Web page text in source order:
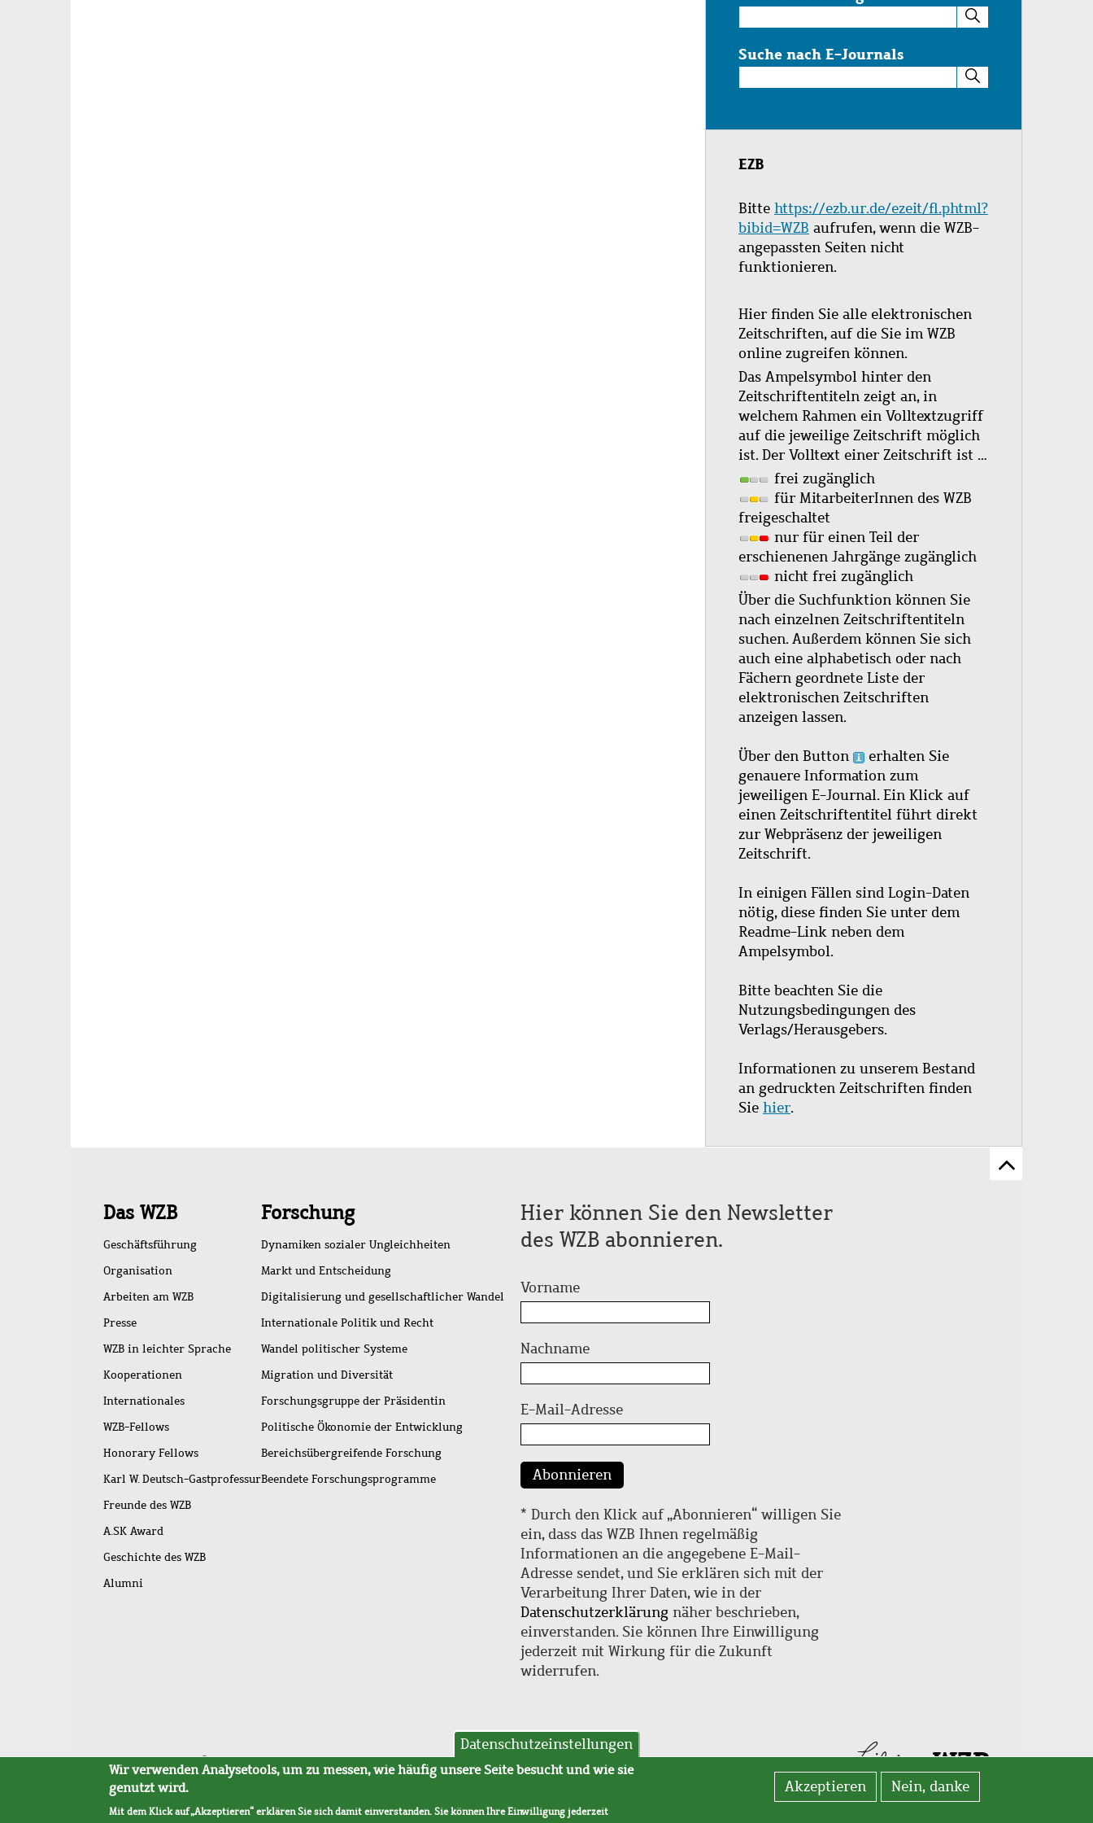
im
Katalog
Suche nach E-Journals
nach
Journals
EZB
Bitte https://ezb.ur.de/ezeit/fl.phtml?
bibid=WZB aufrufen, wenn die WZB-
angepassten Seiten nicht
funktionieren.
Hier finden Sie alle elektronischen
Zeitschriften, auf die Sie im WZB
online zugreifen können.
Das Ampelsymbol hinter den
Zeitschriftentiteln zeigt an, in
welchem Rahmen ein Volltextzugriff
auf die jeweilige Zeitschrift möglich
ist. Der Volltext einer Zeitschrift ist …
frei zugänglich
für MitarbeiterInnen des WZB
freigeschaltet
nur für einen Teil der
erschienenen Jahrgänge zugänglich
nicht frei zugänglich
Über die Suchfunktion können Sie
nach einzelnen Zeitschriftentiteln
suchen. Außerdem können Sie sich
auch eine alphabetisch oder nach
Fächern geordnete Liste der
elektronischen Zeitschriften
anzeigen lassen.
Über den Button
erhalten Sie
genauere Information zum
jeweiligen E-Journal. Ein Klick auf
einen Zeitschriftentitel führt direkt
zur Webpräsenz der jeweiligen
Zeitschrift.
In einigen Fällen sind Login-Daten
nötig, diese finden Sie unter dem
Readme-Link neben dem
Ampelsymbol.
Bitte beachten Sie die
Nutzungsbedingungen des
Verlags/Herausgebers.
Informationen zu unserem Bestand
an gedruckten Zeitschriften finden
Sie hier.
Zum
Schnellzugriff
Das WZB
Geschäftsführung
Organisation
Arbeiten am WZB
Presse
WZB in leichter Sprache
Kooperationen
Internationales
WZB-Fellows
Honorary Fellows
Karl W. Deutsch-Gastprofessur
Freunde des WZB
A.SK Award
Geschichte des WZB
Alumni
Forschung
Dynamiken sozialer Ungleichheiten
Markt und Entscheidung
Digitalisierung und gesellschaftlicher Wandel
Internationale Politik und Recht
Wandel politischer Systeme
Migration und Diversität
Forschungsgruppe der Präsidentin
Politische Ökonomie der Entwicklung
Bereichsübergreifende Forschung
Beendete Forschungsprogramme
Hier können Sie den Newsletter
des WZB abonnieren.
Vorname
Nachname
E-Mail-Adresse
Abonnieren
* Durch den Klick auf „Abonnieren“ willigen Sie
ein, dass das WZB Ihnen regelmäßig
Informationen an die angegebene E-Mail-
Adresse sendet, und Sie erklären sich mit der
Verarbeitung Ihrer Daten, wie in der
Datenschutzerklärung näher beschrieben,
einverstanden. Sie können Ihre Einwilligung
jederzeit mit Wirkung für die Zukunft
widerrufen.
Fußleistenmenü
SitemapBarrierefreiheitImpressumDatenschutzAVB
Datenschutzeinstellungen
Wir verwenden Analysetools, um zu messen, wie häufig unsere Seite besucht und wie sie
genutzt wird.
Mit dem Klick auf „Akzeptieren“ erklären Sie sich damit einverstanden. Sie können Ihre Einwilligung jederzeit
Akzeptieren Nein, danke